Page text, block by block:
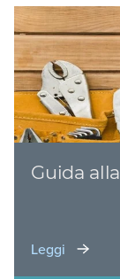
Guida
Leggi